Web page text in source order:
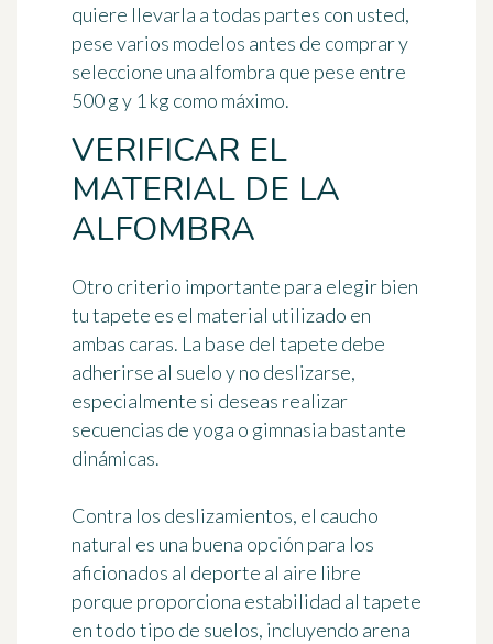
quiere llevarla a todas partes con usted,
pese varios modelos antes de comprar y
seleccione una alfombra que pese entre
500 g y 1 kgcomo máximo.
VERIFICAR EL
MATERIAL DE LA
ALFOMBRA
Otro criterio importante para elegir bien
tu tapete es el material utilizado en
ambas caras. La base del tapete debe
adherirse al sueloy no deslizarse,
especialmente si deseas realizar
secuencias de yoga o gimnasia bastante
dinámicas.
Contra los deslizamientos, el caucho
natural es una buena opción para los
aficionados al deporte al aire libre
porque proporciona estabilidad al tapete
en todo tipo de suelos, incluyendo arena